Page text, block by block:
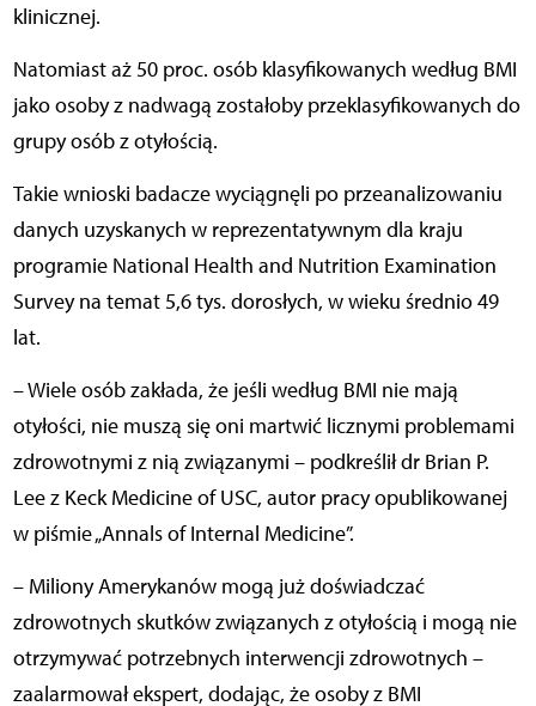
klinicznej.
Natomiast aż 50 proc. osób klasyfikowanych według BMI
jako osoby z nadwagą zostałoby przeklasyfikowanych do
grupy osób z otyłością.
Takie wnioski badacze wyciągnęli po przeanalizowaniu
danych uzyskanych w reprezentatywnym dla kraju
programie National Health and Nutrition Examination
Survey na temat 5,6 tys. dorosłych, w wieku średnio 49
lat.
– Wiele osób zakłada, że jeśli według BMI nie mają
otyłości, nie muszą się oni martwić licznymi problemami
zdrowotnymi z nią związanymi – podkreślił dr Brian P.
Lee z Keck Medicine of USC, autor pracy opublikowanej
w piśmie „Annals of Internal Medicine”.
– Miliony Amerykanów mogą już doświadczać
zdrowotnych skutków związanych z otyłością i mogą nie
otrzymywać potrzebnych interwencji zdrowotnych –
zaalarmował ekspert, dodając, że osoby z BMI